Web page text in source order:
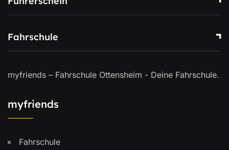
Fahrschule
myfriends – Fahrschule Ottensheim - Deine Fahrschule.
myfriends
Fahrschule